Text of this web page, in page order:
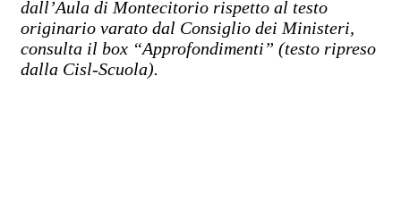
dall’Aula di Montecitorio rispetto al testo
originario varato dal Consiglio dei Ministeri,
consulta il box “Approfondimenti” (testo ripreso
dalla Cisl-Scuola).